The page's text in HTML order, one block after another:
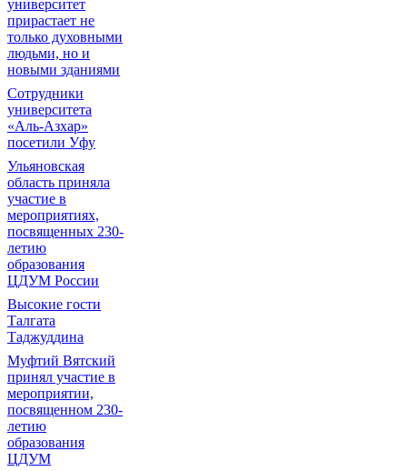
университет
прирастает не
только духовными
людьми, но и
новыми зданиями
Сотрудники
университета
«Аль-Азхар»
посетили Уфу
Ульяновская
область приняла
участие в
мероприятиях,
посвященных 230-
летию
образования
ЦДУМ России
Высокие гости
Талгата
Таджуддина
Муфтий Вятский
принял участие в
мероприятии,
посвященном 230-
летию
образования
ЦДУМ